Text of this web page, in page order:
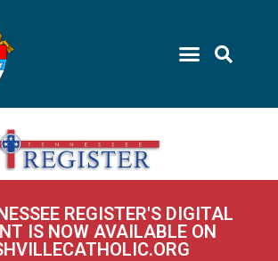
REGISTER'S DIGITAL
IS NOW AVAILABLE ON